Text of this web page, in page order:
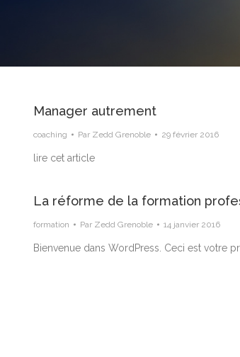
Manager autrement
coaching Par Zedd Grenoble 29 février 2016
lire cet article
La réforme de la formation
formation Par Zedd Grenoble 14 janvier 2016
Bienvenue dans WordPress. Ceci est votre